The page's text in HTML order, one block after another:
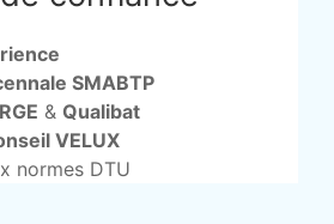
SMABTP
RGE & Qualibat
VELUX
normes DTU